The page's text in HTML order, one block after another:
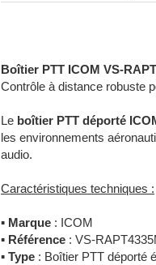
Boîtier PTT ICOM VS-
Contrôle à distance robuste
Le boîtier PTT déporté
les environnements
audio.
Caractéristiques techniques :
▪ Marque : ICOM
▪ Référence : VS-
▪ Type : Boîtier PTT déporté